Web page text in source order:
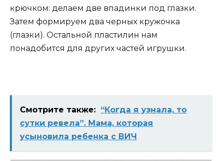
крючком: делаем две впадинки под глазки.
Затем формируем два черных кружочка
(глазки). Остальной пластилин нам
понадобится для других частей игрушки.
Смотрите также: “Когда я узнала, то
сутки ревела”. Мама, которая
усыновила ребенка с ВИЧ